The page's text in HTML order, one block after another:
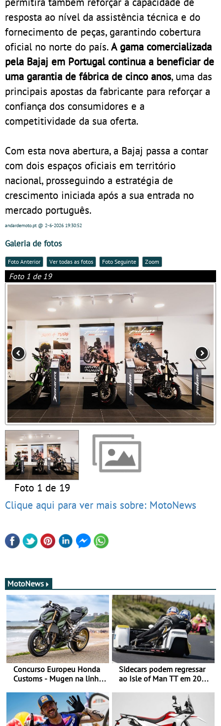
resposta ao nível da assistência técnica e do
fornecimento de peças, garantindo cobertura
oficial no norte do país.A gama comercializada
pela Bajaj em Portugal continua a beneficiar de
uma garantia de fábrica de cinco anos, uma das
principais apostas da fabricante para reforçar a
confiança dos consumidores e a
competitividade da sua oferta.
Com esta nova abertura, a Bajaj passa a contar
com dois espaços oficiais em território
nacional, prosseguindo a estratégia de
crescimento iniciada após a sua entrada no
mercado português.
andardemoto.pt@ 2-6-2026 19:30:52
Galeria de fotos
Foto Anterior Ver todas as fotos Foto Seguinte Zoom
Foto 1 de 19
Foto 1 de 19
Clique aqui para ver mais sobre: MotoNews
MotoNews
Concurso Europeu Honda
Customs - Mugen na linha
Sidecars podem regressar
ao Isle of Man TT em 2027